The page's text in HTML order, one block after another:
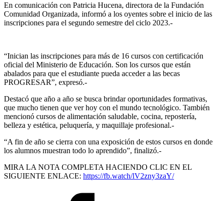
En comunicación con Patricia Hucena, directora de la Fundación
Comunidad Organizada, informó a los oyentes sobre el inicio de las
inscripciones para el segundo semestre del ciclo 2023.-
“Inician las inscripciones para más de 16 cursos con certificación
oficial del Ministerio de Educación. Son los cursos que están
abalados para que el estudiante pueda acceder a las becas
PROGRESAR”, expresó.-
Destacó que año a año se busca brindar oportunidades formativas,
que mucho tienen que ver hoy con el mundo tecnológico. También
mencionó cursos de alimentación saludable, cocina, repostería,
belleza y estética, peluquería, y maquillaje profesional.-
“A fin de año se cierra con una exposición de estos cursos en donde
los alumnos muestran todo lo aprendido”, finalizó.-
MIRA LA NOTA COMPLETA HACIENDO CLIC EN EL
SIGUIENTE ENLACE: https://fb.watch/lV2zny3zaY/